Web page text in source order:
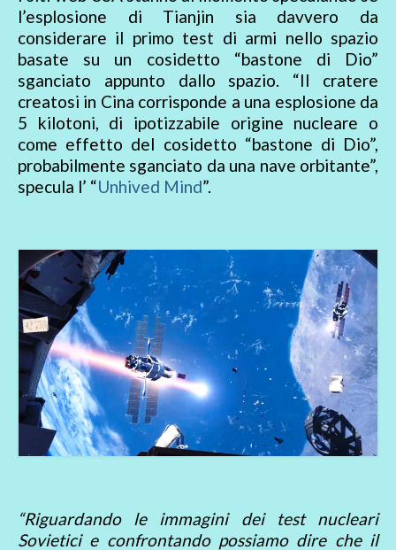
l’esplosione di Tianjin sia davvero da
considerare il primo test di armi nello spazio
basate su un cosidetto “bastone di Dio”
sganciato appunto dallo spazio. “Il cratere
creatosi in Cina corrisponde a una esplosione da
5 kilotoni, di ipotizzabile origine nucleare o
come effetto del cosidetto “bastone di Dio”,
probabilmente sganciato da una nave orbitante”,
specula l’ “Unhived Mind”.
“Riguardando le immagini dei test nucleari
Sovietici e confrontando possiamo dire che il